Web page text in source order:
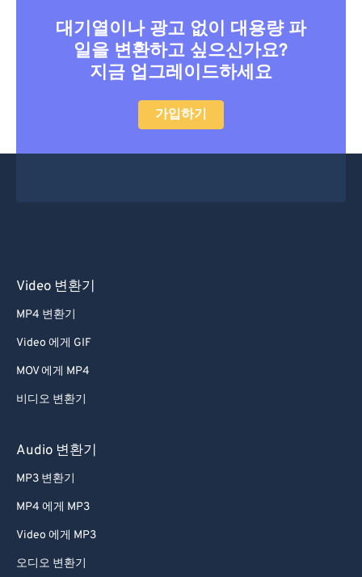
대기열이나 광고 없이 대용량 파
일을 변환하고 싶으신가요?
지금 업그레이드하세요
가입하기
Video 변환기
MP4 변환기
Video 에게 GIF
MOV 에게 MP4
비디오 변환기
Audio 변환기
MP3 변환기
MP4 에게 MP3
Video 에게 MP3
오디오 변환기